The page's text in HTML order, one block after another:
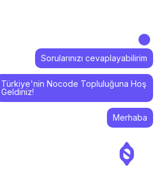
Merhaba
Türkiye'nin Nocode Topluluğuna Hoş
Geldiniz!
Sorularınızı cevaplayabilirim